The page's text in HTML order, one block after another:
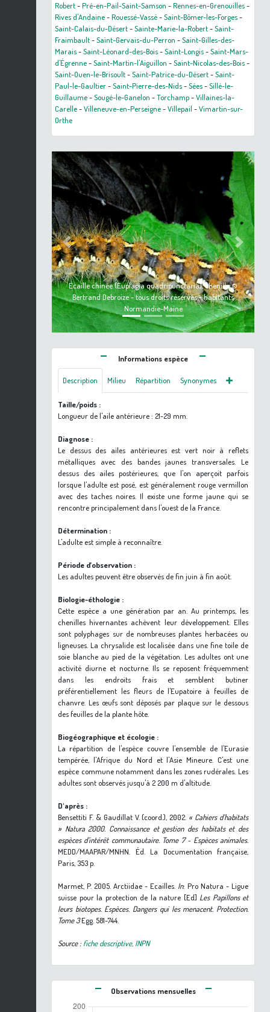
Robert-Pré-en-Pail-Saint-Samson -Rennes-en-Grenouilles-
Rives d'Andaine-Rouessé-Vassé-Saint-Bômer-les-Forges-
Saint-Calais-du-Désert-Sainte-Marie-la-Robert-Saint-
Fraimbault-Saint-Gervais-du-Perron -Saint-Gilles-des-
Marais-Saint-Léonard-des-Bois-Saint-Longis-Saint-Mars-
d'Égrenne-Saint-Martin-l'Aiguillon -Saint-Nicolas-des-Bois-
Saint-Ouen-le-Brisoult-Saint-Patrice-du-Désert-Saint-
Paul-le-Gaultier-Saint-Pierre-des-Nids-Sées-Sillé-le-
Guillaume-Sougé-le-Ganelon -Torchamp-Villaines-la-
Carelle-Villeneuve-en-Perseigne-Villepail -Vimartin-sur-
Orthe
Ecaille chinée (Euplagia quadripunctaria), chenille ©
Bertrand Debroize - tous droits réservés - habitants
Normandie-Maine
Previous Next
Informations espèce
Description Milieu Répartition Synonymes
Taille/poids :
Longueur de l'aile antérieure : 21-29 mm.
Diagnose :
Le dessus des ailes antérieures est vert noir à reflets
métalliques avec des bandes jaunes transversales. Le
dessus des ailes postérieures, que l'on aperçoit parfois
lorsque l'adulte est posé, est généralement rouge vermillon
avec des taches noires. Il existe une forme jaune qui se
rencontre principalement dans l'ouest de la France.
Détermination :
L'adulte est simple à reconnaître.
Période d’observation :
Les adultes peuvent être observés de fin juin à fin août.
Biologie-éthologie :
Cette espèce a une génération par an. Au printemps, les
chenilles hivernantes achèvent leur développement. Elles
sont polyphages sur de nombreuses plantes herbacées ou
ligneuses. La chrysalide est localisée dans une fine toile de
soie blanche au pied de la végétation. Les adultes ont une
activité diurne et nocturne. Ils se reposent fréquemment
dans les endroits frais et semblent butiner
préférentiellement les fleurs de l'Eupatoire à feuilles de
chanvre. Les œufs sont déposés par plaque sur le dessous
des feuilles de la plante hôte.
Biogéographique et écologie :
La répartition de l'espèce couvre l'ensemble de l'Eurasie
tempérée, l'Afrique du Nord et l'Asie Mineure. C'est une
espèce commune notamment dans les zones rudérales. Les
adultes sont observés jusqu'à 2 200 m d'altitude.
D'après :
Bensettiti F. & Gaudillat V. (coord.), 2002. « Cahiers d’habitats
» Natura 2000. Connaissance et gestion des habitats et des
espèces d’intérêt communautaire. Tome 7 - Espèces animales.
MEDD/MAAPAR/MNHN. Éd. La Documentation française,
Paris, 353 p.
Marmet, P. 2005. Arctiidae - Ecailles. In: Pro Natura - Ligue
suisse pour la protection de la nature [Ed] Les Papillons et
leurs biotopes. Espèces. Dangers qui les menacent. Protection.
Tome 3Egg. 581-744.
Source : fiche descriptive, INPN
Observations mensuelles